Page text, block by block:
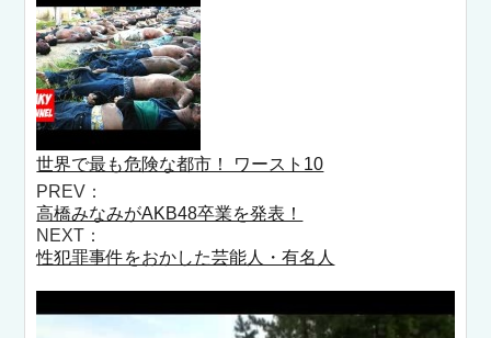
世界で最も危険な都市！ ワースト10
PREV：
高橋みなみがAKB48卒業を発表！
NEXT：
性犯罪事件をおかした芸能人・有名人